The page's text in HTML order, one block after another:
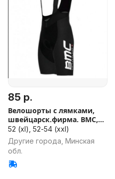
85 р.
Велошорты с лямками,
швейцарск.фирма. BMC,
раз. XL
52 (xl), 52-54 (xxl)
Другие города, Минская
обл.